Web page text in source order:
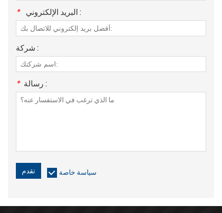
* البريد الإلكتروني :
شركة :
* رسالة :
تقدم سياسة خاصة